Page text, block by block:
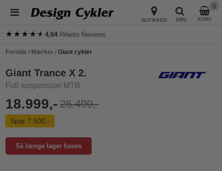
BUTIKKER SØG KURV
0
★★★★★
★★★★★4,64 Rilanto Reviews
Forside / Mærker /Giant cykler
Giant Trance X 2.
Full suspension MTB
18.999,- 26.499,-
Spar 7.500,-
Så længe lager haves